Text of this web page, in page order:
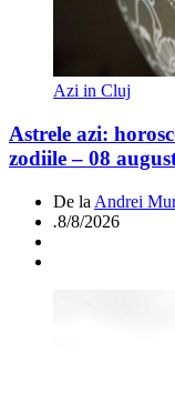
Azi in Cluj
Astrele azi:
zodiile – 08
De la Andrei
.8/8/2026